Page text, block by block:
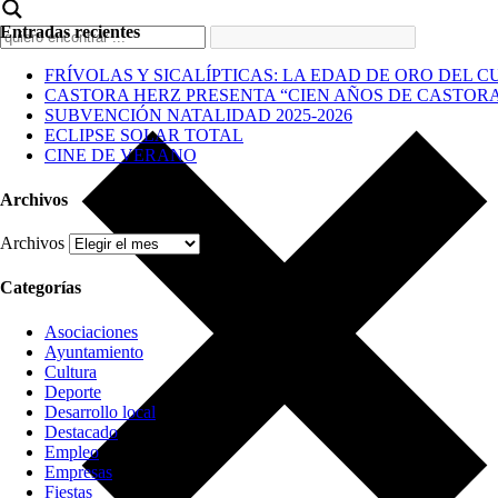
Entradas recientes
FRÍVOLAS Y SICALÍPTICAS: LA EDAD DE ORO DEL
CASTORA HERZ PRESENTA “CIEN AÑOS DE
SUBVENCIÓN NATALIDAD 2025-2026
ECLIPSE SOLAR TOTAL
CINE DE VERANO
Archivos
Archivos
Categorías
Asociaciones
Ayuntamiento
Cultura
Deporte
Desarrollo local
Destacado
Empleo
Empresas
Fiestas